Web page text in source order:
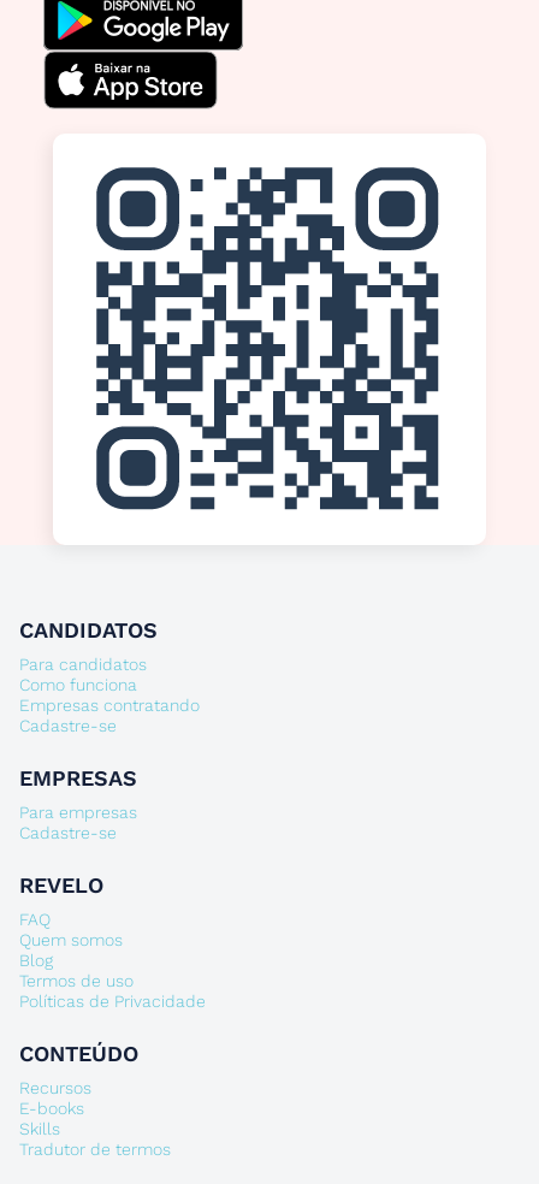
CANDIDATOS
Para candidatos
Como funciona
Empresas contratando
Cadastre-se
EMPRESAS
Para empresas
Cadastre-se
REVELO
FAQ
Quem somos
Blog
Termos de uso
Políticas de Privacidade
CONTEÚDO
Recursos
E-books
Skills
Tradutor de termos